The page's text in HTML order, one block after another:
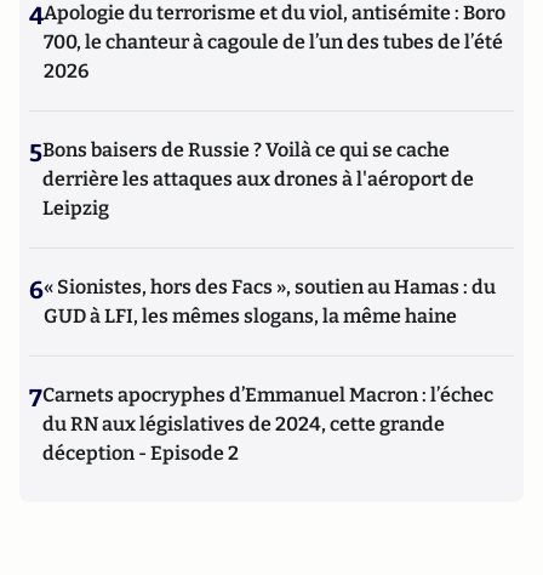
4Apologie du terrorisme et du viol, antisémite : Boro
700, le chanteur à cagoule de l’un des tubes de l’été
2026
5Bons baisers de Russie ? Voilà ce qui se cache
derrière les attaques aux drones à l'aéroport de
Leipzig
6« Sionistes, hors des Facs », soutien au Hamas : du
GUD à LFI, les mêmes slogans, la même haine
7Carnets apocryphes d’Emmanuel Macron : l’échec
du RN aux législatives de 2024, cette grande
déception - Episode 2